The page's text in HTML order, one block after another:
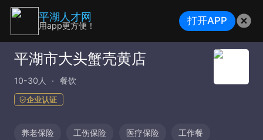
平湖市大头蟹壳黄店
10-30人 餐饮
企业认证
养老保险 工伤保险 医疗保险 工作餐
平湖人才网
用app更方便！ 打开APP